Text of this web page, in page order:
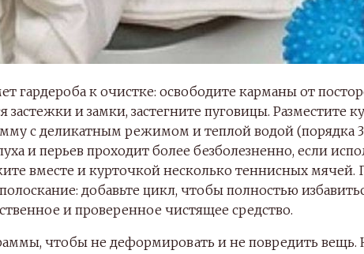
гардероба к очистке: освободите карманы от
и замки, застегните пуговицы. Разместите
с деликатным режимом и теплой водой (порядка
и перьев проходит более безболезненно, если
вместе и курточкой несколько теннисных мячей.
добавьте цикл, чтобы полностью
и проверенное чистящее средство.
чтобы не деформировать и не повредить вещь.